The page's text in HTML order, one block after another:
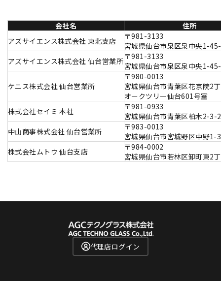
会社名
住所
アズサイエンス株式会社 東北支店
〒981-3133
宮城県仙台市泉区泉中央1-
アズサイエンス株式会社 仙台営業所 〒981-3133
宮城県仙台市泉区泉中央1-
ケニス株式会社 仙台営業所
〒980-0013
宮城県仙台市青葉区花京院2
オークツリー仙台601号室
株式会社セイミ 本社
〒981-0933
宮城県仙台市青葉区柏木2-3-
中山商事株式会社 仙台営業所
〒983-0013
宮城県仙台市宮城野区中野1-
株式会社ムトウ 仙台支店
〒984-0002
宮城県仙台市若林区卸町東2
代理店ログイン